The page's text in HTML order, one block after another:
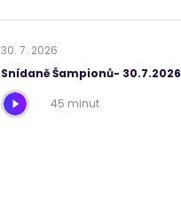
30. 7. 2026
Snídaně Šampionů- 30.7.2026
45 minut